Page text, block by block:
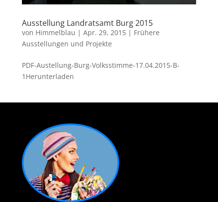
Ausstellung Landratsamt Burg 2015
von Himmelblau | Apr. 29, 2015| Frühere
Ausstellungen und Projekte
PDF-Austellung-Burg-Volksstimme-17.04.2015-B-
1Herunterladen